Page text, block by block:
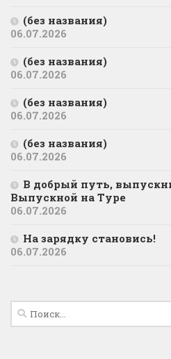
(без названия)
06.07.2026
(без названия)
06.07.2026
(без названия)
06.07.2026
(без названия)
06.07.2026
В добрый путь,
Выпускной на Туре
06.07.2026
На зарядку становись!
06.07.2026
Найти: